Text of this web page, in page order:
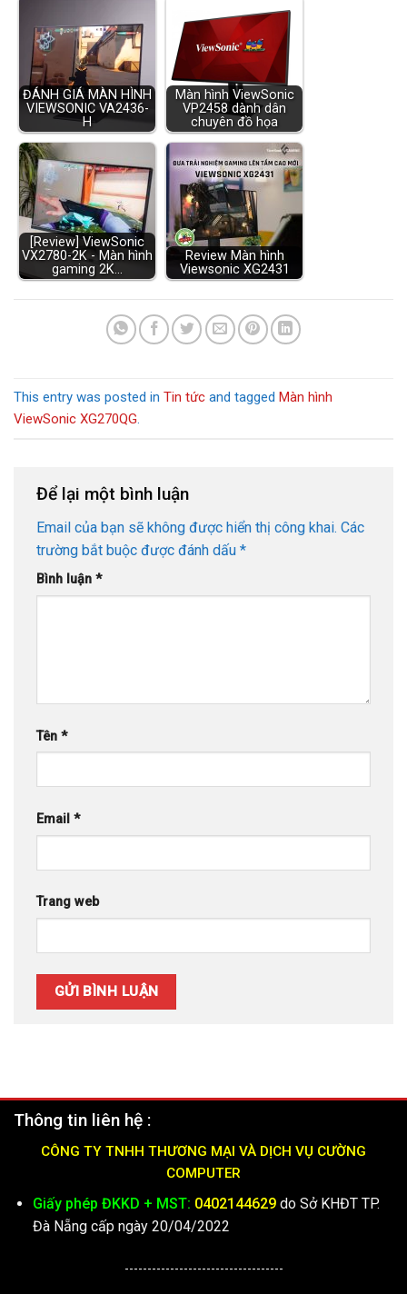
ĐÁNH GIÁ MÀN HÌNH
VIEWSONIC VA2436-
H
Màn hình ViewSonic
VP2458 dành dân
chuyên đồ họa
[Review] ViewSonic
VX2780-2K - Màn hình
gaming 2K…
Review Màn hình
Viewsonic XG2431
This entry was posted in Tin tức and tagged Màn hình
ViewSonic XG270QG.
Để lại một bình luận
Email của bạn sẽ không được hiển thị công khai. Các
trường bắt buộc được đánh dấu *
Bình luận *
Tên *
Email *
Trang web
Thông tin liên hệ :
CÔNG TY TNHH THƯƠNG MẠI VÀ DỊCH VỤ CƯỜNG
COMPUTER
Giấy phép ĐKKD + MST: 0402144629do Sở KHĐT TP.
Đà Nẵng cấp ngày 20/04/2022
-----------------------------------